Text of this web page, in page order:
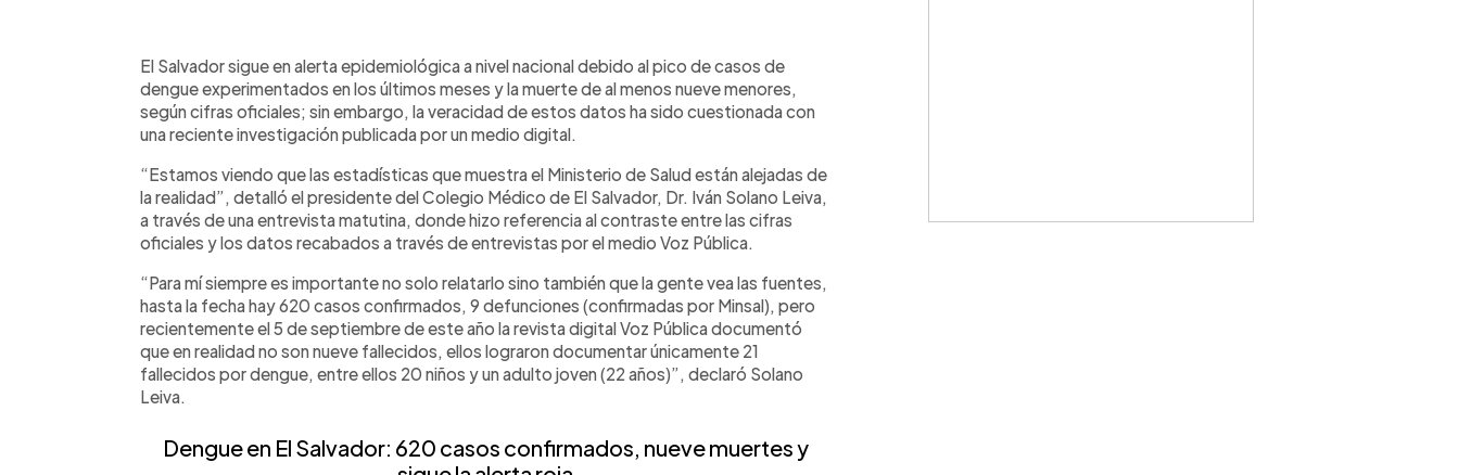
► Escuchar artículo
El Salvador sigue en alerta epidemiológica a nivel nacional debido al pico de casos de
dengue experimentados en los últimos meses y la muerte de al menos nueve menores,
según cifras oficiales; sin embargo, la veracidad de estos datos ha sido cuestionada con
una reciente investigación publicada por un medio digital.
“Estamos viendo que las estadísticas que muestra el Ministerio de Salud están alejadas de
la realidad”, detalló el presidente del Colegio Médico de El Salvador, Dr. Iván Solano Leiva,
a través de una entrevista matutina, donde hizo referencia al contraste entre las cifras
oficiales y los datos recabados a través de entrevistas por el medio Voz Pública.
“Para mí siempre es importante no solo relatarlo sino también que la gente vea las fuentes,
hasta la fecha hay 620 casos confirmados, 9 defunciones (confirmadas por Minsal), pero
recientemente el 5 de septiembre de este año la revista digital Voz Pública documentó
que en realidad no son nueve fallecidos, ellos lograron documentar únicamente 21
fallecidos por dengue, entre ellos 20 niños y un adulto joven (22 años)”, declaró Solano
Leiva.
Dengue en El Salvador: 620 casos confirmados, nueve muertes y